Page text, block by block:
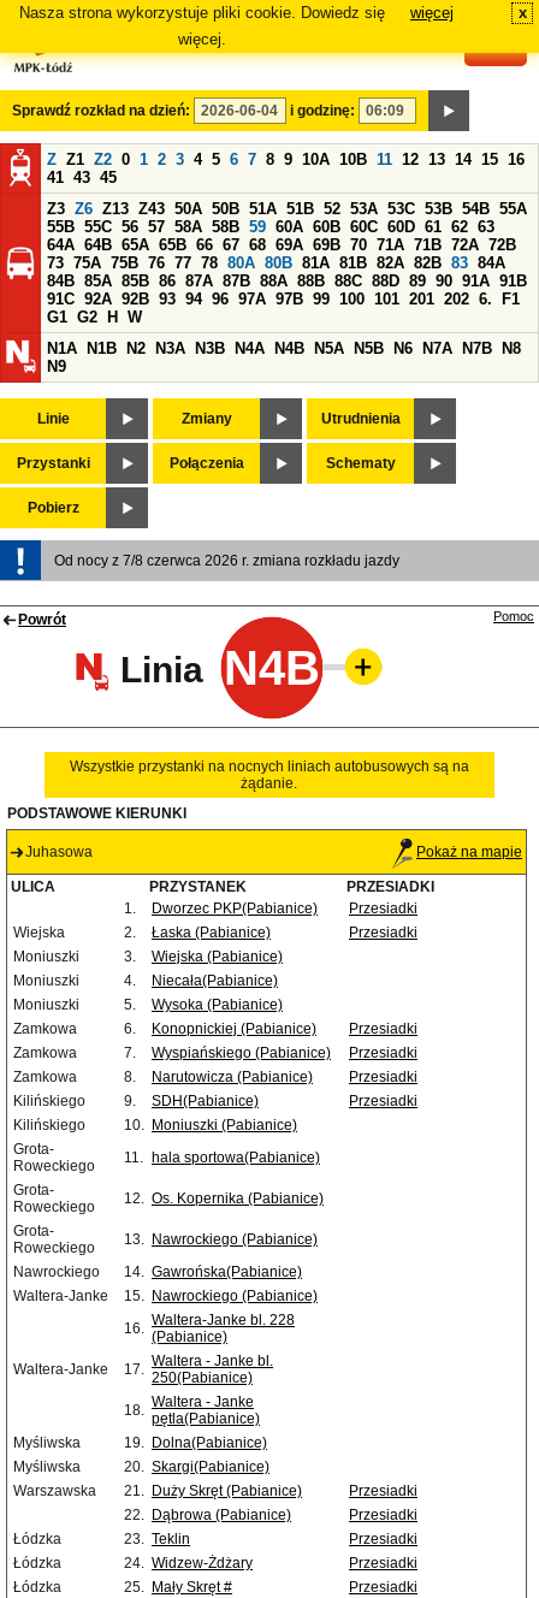
Nasza strona wykorzystuje pliki cookie. Dowiedz się
więcej.
więcej x
Sprawdź rozkład na dzień: i godzinę:
Z Z1 Z2 0 1 2 3 4 5 6 7 8 9 10A 10B 11 12 13 14 15 16
41 43 45
Z3 Z6 Z13 Z43 50A 50B 51A 51B 52 53A 53C 53B 54B 55A
55B 55C 56 57 58A 58B 59 60A 60B 60C 60D 61 62 63
64A 64B 65A 65B 66 67 68 69A 69B 70 71A 71B 72A 72B
73 75A 75B 76 77 78 80A 80B 81A 81B 82A 82B 83 84A
84B 85A 85B 86 87A 87B 88A 88B 88C 88D 89 90 91A 91B
91C 92A 92B 93 94 96 97A 97B 99 100 101 201 202 6.
F1
G1 G2 H
W
N1A
N1B N2 N3A N3B N4A N4B N5A N5B N6 N7A N7B
N8
N9
Linie Zmiany Utrudnienia
Przystanki Połączenia Schematy
Pobierz
Od nocy z 7/8 czerwca 2026 r. zmiana rozkładu jazdy
Powrót
Linia N4B
Pomoc
Wszystkie przystanki na nocnych liniach autobusowych są na
żądanie.
PODSTAWOWE KIERUNKI
Juhasowa Pokaż na mapie
ULICA PRZYSTANEK
PRZESIADKI
1.
Dworzec PKP(Pabianice)
Przesiadki
Wiejska
2. Łaska (Pabianice)
Przesiadki
Moniuszki
3.
Wiejska (Pabianice)
Moniuszki
4.
Niecała(Pabianice)
Moniuszki
5.
Wysoka (Pabianice)
Zamkowa
6. Konopnickiej (Pabianice)
Przesiadki
Zamkowa
7. Wyspiańskiego (Pabianice)
Przesiadki
Zamkowa
8. Narutowicza (Pabianice)
Przesiadki
Kilińskiego
9. SDH(Pabianice)
Przesiadki
Kilińskiego
10. Moniuszki (Pabianice)
Grota-
Roweckiego
11. hala sportowa(Pabianice)
Grota-
Roweckiego
12. Os. Kopernika (Pabianice)
Grota-
Roweckiego
13. Nawrockiego (Pabianice)
Nawrockiego
14. Gawrońska(Pabianice)
Waltera-Janke
15. Nawrockiego (Pabianice)
16. Waltera-Janke bl. 228
(Pabianice)
Waltera-Janke
17. Waltera - Janke bl.
250(Pabianice)
18. Waltera - Janke
pętla(Pabianice)
Myśliwska
19. Dolna(Pabianice)
Myśliwska
20. Skargi(Pabianice)
Warszawska
21. Duży Skręt (Pabianice)
Przesiadki
22. Dąbrowa (Pabianice)
Przesiadki
Łódzka
23. Teklin
Przesiadki
Łódzka
24. Widzew-Żdżary
Przesiadki
Łódzka
25. Mały Skręt #
Przesiadki